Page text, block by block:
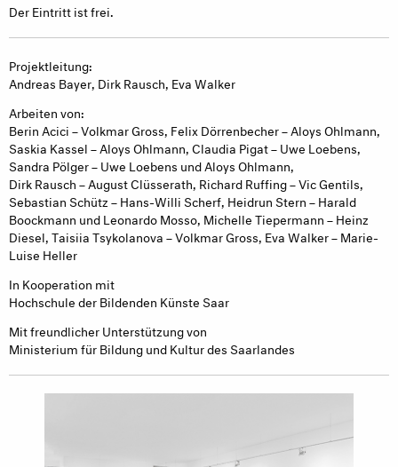
Der Eintritt ist frei.
Projektleitung:
Andreas Bayer, Dirk Rausch, Eva Walker
Arbeiten von:
Berin Acici – Volkmar Gross, Felix Dörrenbecher – Aloys Ohlmann,
Saskia Kassel – Aloys Ohlmann, Claudia Pigat – Uwe Loebens,
Sandra Pölger – Uwe Loebens und Aloys Ohlmann,
Dirk Rausch – August Clüsserath, Richard Ruffing – Vic Gentils,
Sebastian Schütz – Hans-Willi Scherf, Heidrun Stern – Harald
Boockmann und Leonardo Mosso, Michelle Tiepermann – Heinz
Diesel, Taisiia Tsykolanova – Volkmar Gross, Eva Walker – Marie-
Luise Heller
In Kooperation mit
Hochschule der Bildenden Künste Saar
Mit freundlicher Unterstützung von
Ministerium für Bildung und Kultur des Saarlandes